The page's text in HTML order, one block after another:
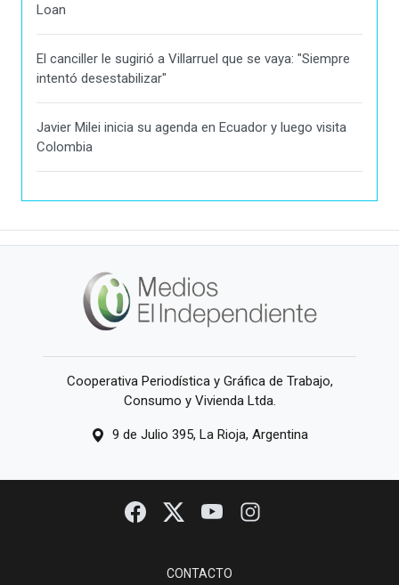
Loan
El canciller le sugirió a Villarruel que se vaya: "Siempre
intentó desestabilizar"
Javier Milei inicia su agenda en Ecuador y luego visita
Colombia
Cooperativa Periodística y Gráfica de Trabajo,
Consumo y Vivienda Ltda.
9 de Julio 395, La Rioja, Argentina
CONTACTO